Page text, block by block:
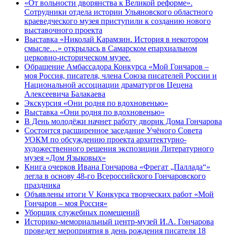
«От вольности дворянства к Великой реформе».
Сотрудники отдела истории Ульяновского областного
краеведческого музея приступили к созданию нового
выставочного проекта
Выставка «Николай Карамзин. История в некотором
смысле…» открылась в Самарском епархиальном
церковно-историческом музее.
Обращение Амбассадора Конкурса «Мой Гончаров –
моя Россия, писателя, члена Союза писателей России и
Национальной ассоциации драматургов Цецена
Алексеевича Балакаева
Экскурсия «Они родня по вдохновенью»
Выставка «Они родня по вдохновенью»
В День молодёжи начнет работу дворик Дома Гончарова
Состоится расширенное заседание Учёного Совета
УОКМ по обсуждению проекта архитектурно-
художественного решения экспозиции Литературного
музея «Дом Языковых»
Книга очерков Ивана Гончарова «Фрегат „Паллада“»
легла в основу 48-го Всероссийского Гончаровского
праздника
Объявлены итоги V Конкурса творческих работ «Мой
Гончаров – моя Россия»
Уборщик служебных помещений
Историко-мемориальный центр-музей И.А. Гончарова
проведет мероприятия в день рождения писателя 18